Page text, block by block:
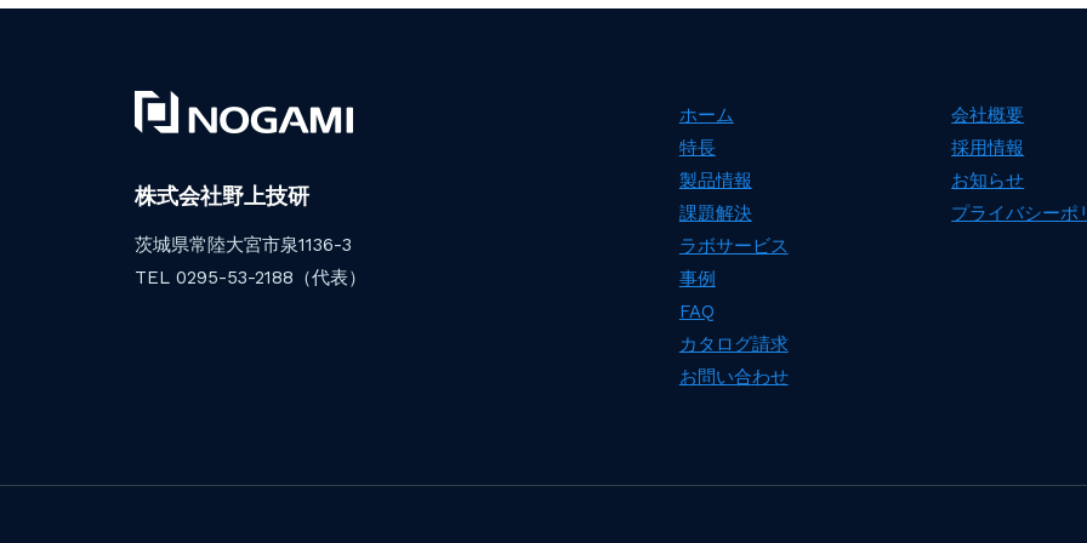
株式会社野上技研
茨城県常陸大宮市泉1136-3
TEL 0295-53-2188（代表）
ホーム
特長
製品情報
課題解決
ラボサービス
事例
FAQ
カタログ請求
お問い合わせ
会社概要
採用情報
お知らせ
プライバシーポ